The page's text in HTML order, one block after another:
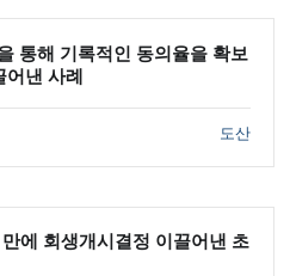
통해 기록적인 동의율을 확보
어낸 사례
도산
에 회생개시결정 이끌어낸 초